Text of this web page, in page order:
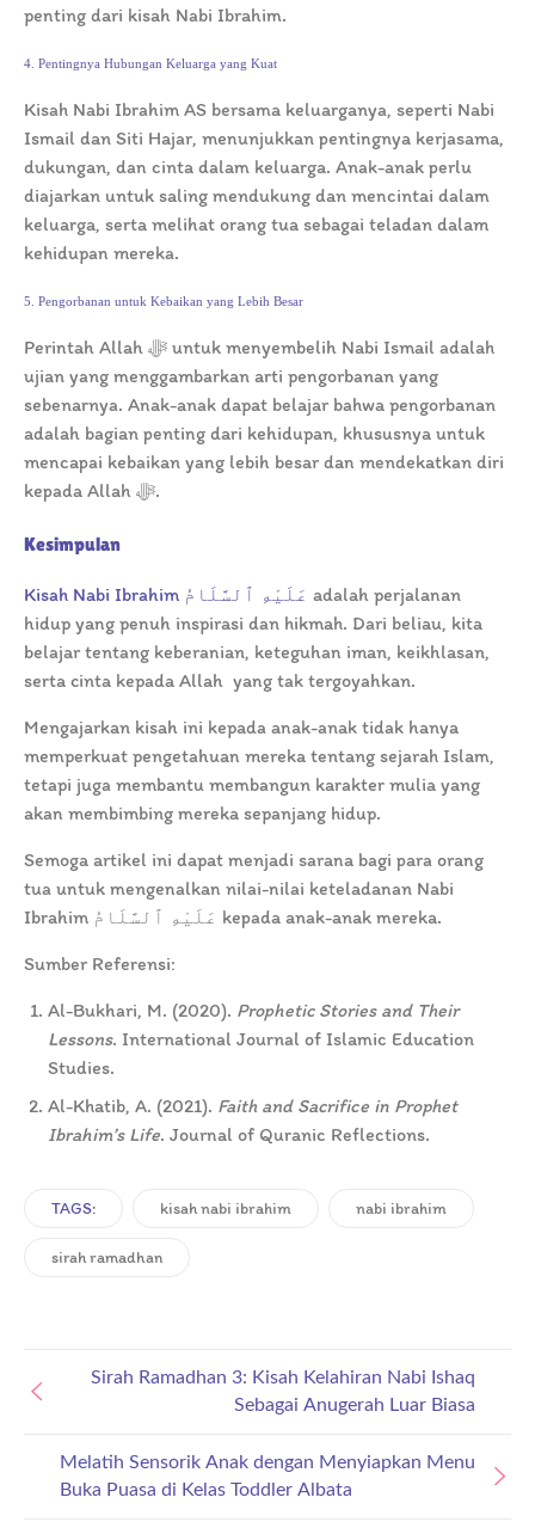
penting dari kisah Nabi Ibrahim.
4. Pentingnya Hubungan Keluarga yang Kuat
Kisah Nabi Ibrahim AS bersama keluarganya, seperti Nabi
Ismail dan Siti Hajar, menunjukkan pentingnya kerjasama,
dukungan, dan cinta dalam keluarga. Anak-anak perlu
diajarkan untuk saling mendukung dan mencintai dalam
keluarga, serta melihat orang tua sebagai teladan dalam
kehidupan mereka.
5. Pengorbanan untuk Kebaikan yang Lebih Besar
Perintah Allah ﷻ untuk menyembelih Nabi Ismail adalah
ujian yang menggambarkan arti pengorbanan yang
sebenarnya. Anak-anak dapat belajar bahwa pengorbanan
adalah bagian penting dari kehidupan, khususnya untuk
mencapai kebaikan yang lebih besar dan mendekatkan diri
kepada Allah ﷻ.
Kesimpulan
adalah perjalanan
hidup yang penuh inspirasi dan hikmah. Dari beliau, kita
belajar tentang keberanian, keteguhan iman, keikhlasan,
serta cinta kepada Allah yang tak tergoyahkan.
Mengajarkan kisah ini kepada anak-anak tidak hanya
memperkuat pengetahuan mereka tentang sejarah Islam,
tetapi juga membantu membangun karakter mulia yang
akan membimbing mereka sepanjang hidup.
Semoga artikel ini dapat menjadi sarana bagi para orang
tua untuk mengenalkan nilai-nilai keteladanan Nabi
Ibrahim عَلَيْهِ ٱلسَّلَامُ kepada anak-anak mereka.
Sumber Referensi:
Al-Bukhari, M. (2020). Prophetic Stories and Their
Lessons. International Journal of Islamic Education
Studies.
Al-Khatib, A. (2021). Faith and Sacrifice in Prophet
Ibrahim’s Life. Journal of Quranic Reflections.
TAGS: kisah nabi ibrahim nabi ibrahim
sirah ramadhan
Melatih Sensorik Anak dengan Menyiapkan Menu
Buka Puasa di Kelas Toddler Albata
Sirah Ramadhan 3: Kisah Kelahiran Nabi Ishaq
Sebagai Anugerah Luar Biasa